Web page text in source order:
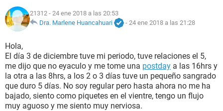
NUTRICIÓN
BIENESTAR
SEXUALIDAD
GLOSARIO
21312 - 24 ene 2018 a las 20:53
Dra. Marlene Huancahuari
- 24 ene 2018 a las 21:28
Hola,
El día 3 de diciembre tuve mi periodo, tuve relaciones el 5,
me dijo que no eyaculo y me tome una postday a las 16hrs y
la otra a las 8hrs, a los 2 o 3 días tuve un pequeño sangrado
que duro 5 días. No soy regular pero hasta ahora no me ha
bajado, siento como piquetes en el vientre, tengo un flujo
muy aguoso y me siento muy nerviosa.